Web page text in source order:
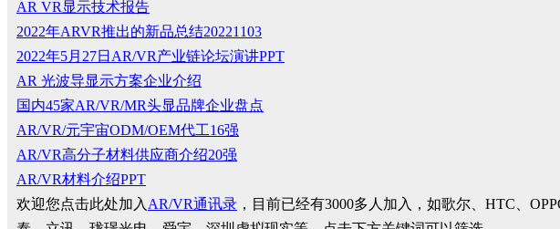
AR VR显示技术报告
2022年ARVR推出的新品总结20221103
2022年5月27日AR/VR产业链论坛演讲PPT
AR 光波导显示方案企业介绍
国内45家AR/VR/MR头显品牌企业盘点
AR/VR/元宇宙ODM/OEM代工16强
AR/VR高分子材料供应商介绍20强
AR/VR材料介绍PPT
欢迎您点击此处加入 AR/VR通讯录 ，目前已经有3000多人加入，如歌尔、HTC、